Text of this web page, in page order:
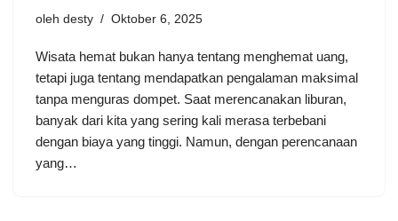
oleh desty Oktober 6, 2025
Wisata hemat bukan hanya tentang menghemat uang,
tetapi juga tentang mendapatkan pengalaman maksimal
tanpa menguras dompet. Saat merencanakan liburan,
banyak dari kita yang sering kali merasa terbebani
dengan biaya yang tinggi. Namun, dengan perencanaan
yang…